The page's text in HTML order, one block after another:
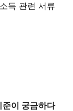
득 관련 서류
준이 궁금하다